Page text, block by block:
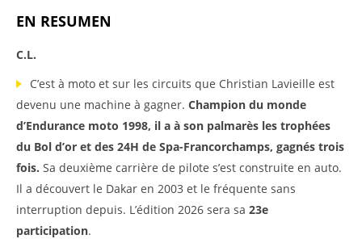
EN RESUMEN
C.L.
C’est à moto et sur les circuits que Christian Lavieille est
devenu une machine à gagner. Champion du monde
d’Endurance moto 1998, il a à son palmarès les trophées
du Bol d’or et des 24H de Spa-Francorchamps, gagnés trois
fois. Sa deuxième carrière de pilote s’est construite en auto.
Il a découvert le Dakar en 2003 et le fréquente sans
interruption depuis. L’édition 2026 sera sa 23e
participation.